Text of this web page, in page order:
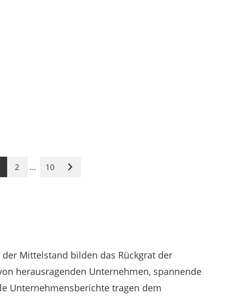
2 … 10
Nächste
Mittelstand bilden das Rückgrat der
herausragenden Unternehmen, spannende
Unternehmensberichte tragen dem